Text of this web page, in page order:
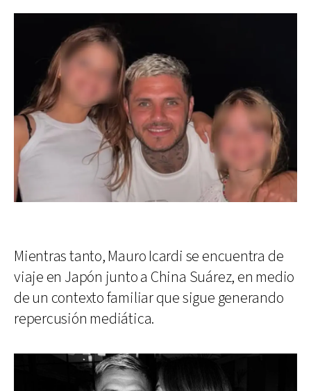
Mientras tanto, Mauro Icardi se encuentra de
viaje en Japón junto a China Suárez, en medio
de un contexto familiar que sigue generando
repercusión mediática.